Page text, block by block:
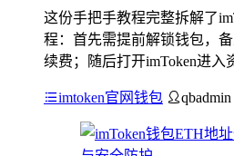
这份手把手教程完整拆解了
程：首先需提前解锁钱包，
续费；随后打开imToken进入
imtoken官网钱包 qbadmin